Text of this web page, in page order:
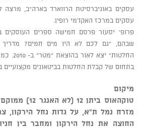
עסקים באוניברסיטת הרווארד בארה"ב, מרצה
עסקים במרכז האקדמי רופין.
פרופ' יסעור פרסם חמישה ספרים העוסקים
שבהם, "גם לכם לא היו מים חמים? מדריך
בתחום של קבלת החלטות בביטאונים מקצועיים
מיקום
טוקהאוס ביתן
מזרח נמל ת"א, על גדות נחל הירקון,
החוצה את נחל הירקון ומחבר בין